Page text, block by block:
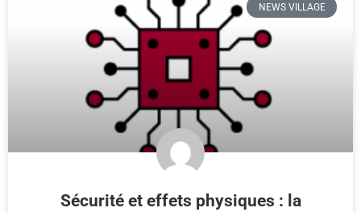
NEWS VILLAGE
Sécurité et effets physiques : la